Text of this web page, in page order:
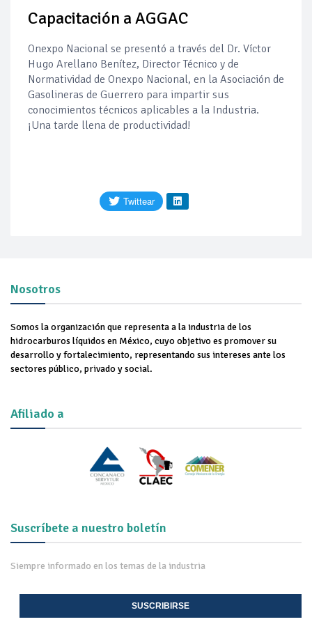
Delimita ASEA los cambios que pueden realizar las E.S sin
nuevos trámites ambientales
Reporte mensual de agosto sobre permisos de expendio
Reporta Pemex aumento de extracción ilegal de
combustible entre el primero y segundo trimestre
Capacitación a AGGAC
Onexpo Nacional se presentó a través del Dr. Víctor
Hugo Arellano Benítez, Director Técnico y de
Normatividad de Onexpo Nacional, en la Asociación de
Gasolineras de Guerrero para impartir sus
conocimientos técnicos aplicables a la Industria.
¡Una tarde llena de productividad!
Nosotros
Somos la organización que representa a la industria de los
hidrocarburos líquidos en México, cuyo objetivo es promover su
desarrollo y fortalecimiento, representando sus intereses ante los
sectores público, privado y social.
Afiliado a
Suscríbete a nuestro boletín
Siempre informado en los temas de la industria
SUSCRIBIRSE